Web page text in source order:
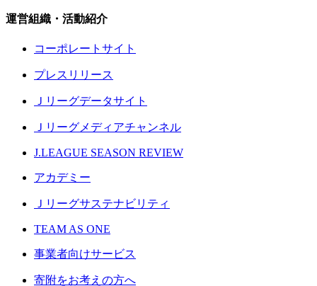
運営組織・活動紹介
コーポレートサイト
プレスリリース
Ｊリーグデータサイト
Ｊリーグメディアチャンネル
J.LEAGUE SEASON REVIEW
アカデミー
Ｊリーグサステナビリティ
TEAM AS ONE
事業者向けサービス
寄附をお考えの方へ